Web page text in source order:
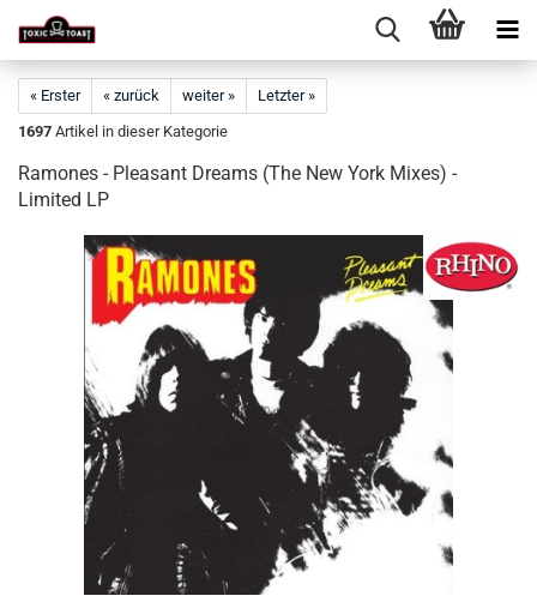
« Erster « zurück weiter »
Letzter »
1697 Artikel in dieser Kategorie
Ramones - Pleasant Dreams (The New York Mixes) -
Limited LP